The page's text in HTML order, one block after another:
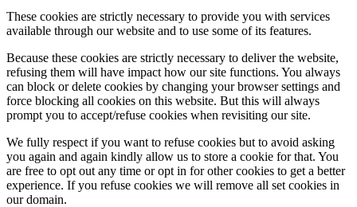
These cookies are strictly necessary to provide you with services
available through our website and to use some of its features.
Because these cookies are strictly necessary to deliver the website,
refusing them will have impact how our site functions. You always
can block or delete cookies by changing your browser settings and
force blocking all cookies on this website. But this will always
prompt you to accept/refuse cookies when revisiting our site.
We fully respect if you want to refuse cookies but to avoid asking
you again and again kindly allow us to store a cookie for that. You
are free to opt out any time or opt in for other cookies to get a better
experience. If you refuse cookies we will remove all set cookies in
our domain.